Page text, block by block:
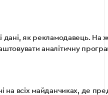
дані, як рекламодавець. На
аналітичну
на всіх майданчиках, де